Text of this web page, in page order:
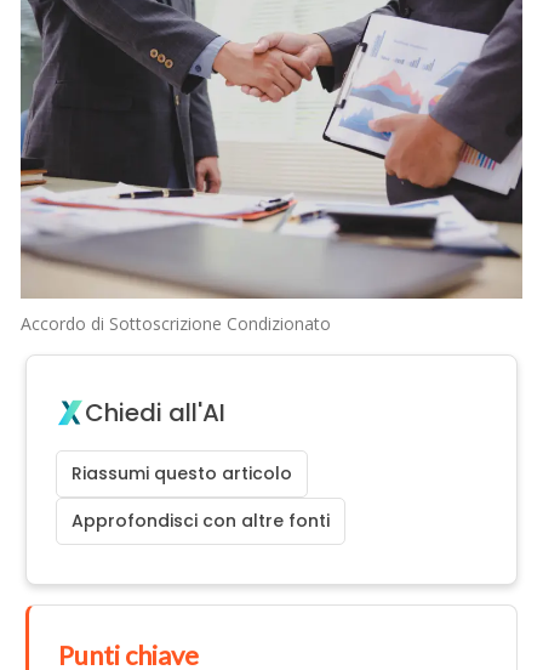
Accordo di Sottoscrizione Condizionato
Chiedi all'AI
Riassumi questo articolo
Approfondisci con altre fonti
Punti chiave